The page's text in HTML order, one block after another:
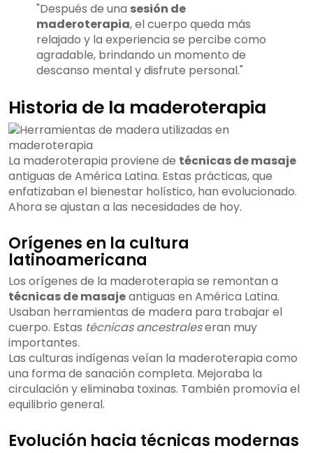
"Después de una sesión de
maderoterapia, el cuerpo queda más
relajado y la experiencia se percibe como
agradable, brindando un momento de
descanso mental y disfrute personal."
Historia de la maderoterapia
La maderoterapia proviene de técnicas de masaje
antiguas de América Latina. Estas prácticas, que
enfatizaban el bienestar holístico, han evolucionado.
Ahora se ajustan a las necesidades de hoy.
Orígenes en la cultura
latinoamericana
Los orígenes de la maderoterapia se remontan a
técnicas de masajeantiguas en América Latina.
Usaban herramientas de madera para trabajar el
cuerpo. Estas técnicas ancestraleseran muy
importantes.
Las culturas indígenas veían la maderoterapia como
una forma de sanación completa. Mejoraba la
circulación y eliminaba toxinas. También promovía el
equilibrio general.
Evolución hacia técnicas modernas